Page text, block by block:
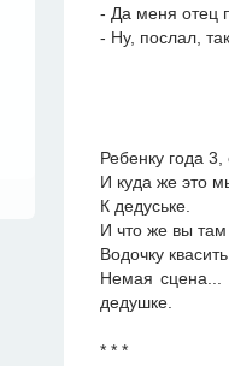
- Да меня отец
- Ну, послал,
Ребенку года
И куда же это
К дедуське.
И что же вы
Водочку
Немая сцена...
дедушке.
* * *